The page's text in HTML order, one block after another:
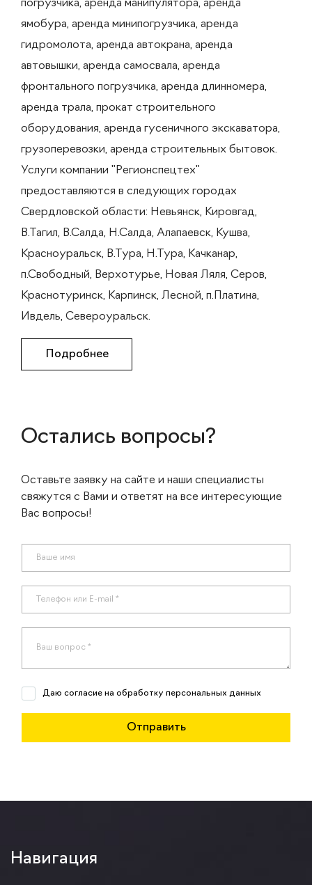
погрузчика, аренда манипулятора, аренда
ямобура, аренда минипогрузчика, аренда
гидромолота, аренда автокрана, аренда
автовышки, аренда самосвала, аренда
фронтального погрузчика, аренда длинномера,
аренда трала, прокат строительного
оборудования, аренда гусеничного экскаватора,
грузоперевозки, аренда строительных бытовок.
Услуги компании "Регионспецтех"
предоставляются в следующих городах
Свердловской области: Невьянск, Кировгад,
В.Тагил, В.Салда, Н.Салда, Алапаевск, Кушва,
Красноуральск, В.Тура, Н.Тура, Качканар,
п.Свободный, Верхотурье, Новая Ляля, Серов,
Краснотуринск, Карпинск, Лесной, п.Платина,
Ивдель, Североуральск.
Подробнее
Остались вопросы?
Оставьте заявку на сайте и наши специалисты
свяжутся с Вами и ответят на все интересующие
Вас вопросы!
Даю согласие на обработку персональных данных
Навигация